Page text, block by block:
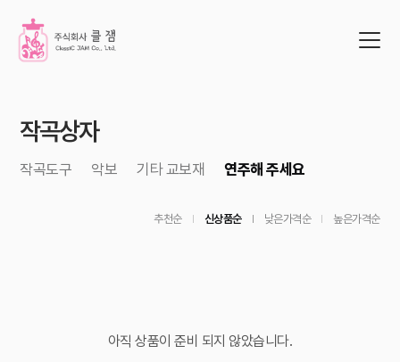
작곡상자
작곡도구 악보 기타 교보재 연주해 주세요
추천순 신상품순 낮은가격순 높은가격순
아직 상품이 준비 되지 않았습니다.